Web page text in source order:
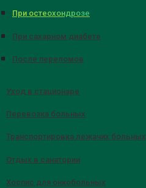
При остеохондрозе
При сахарном диабете
После переломов
Уход в стационаре
Перевозка больных
Транспортировка лежачих больных
Отдых в санатории
Хоспис для онкобольных